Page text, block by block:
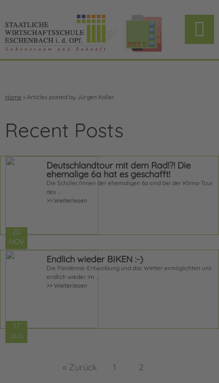
Home » Articles posted by Jürgen Koller
Recent Posts
20
NOV
Deutschlandtour mit dem Rad!?! Die
ehemalige 6a hat es geschafft!
Die Schüler/innen der ehemaligen 6a sind bei der Klima-Tour
des …
>> Weiterlesen
17
JUL
Endlich wieder BIKEN :-)
Die Pandemie-Entwicklung und das Wetter ermöglichten uns
endlich wieder im …
>> Weiterlesen
« Zurück 1 2